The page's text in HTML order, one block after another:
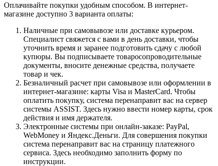
Оплачивайте покупки удобным способом. В интернет-
магазине доступно 3 варианта оплаты:
Наличные при самовывозе или доставке курьером.
Специалист свяжется с вами в день доставки, чтобы
уточнить время и заранее подготовить сдачу с любой
купюры. Вы подписываете товаросопроводительные
документы, вносите денежные средства, получаете
товар и чек.
Безналичный расчет при самовывозе или оформлении в
интернет-магазине: карты Visa и MasterCard. Чтобы
оплатить покупку, система перенаправит вас на сервер
системы ASSIST. Здесь нужно ввести номер карты, срок
действия и имя держателя.
Электронные системы при онлайн-заказе: PayPal,
WebMoney и Яндекс.Деньги. Для совершения покупки
система перенаправит вас на страницу платежного
сервиса. Здесь необходимо заполнить форму по
инструкции.